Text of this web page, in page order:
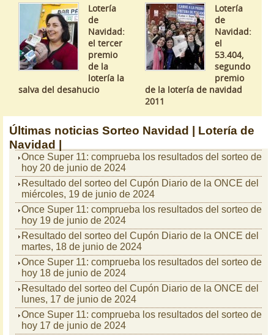
Lotería
de
Navidad:
el tercer
premio
de la
lotería la
salva del desahucio
Lotería
de
Navidad:
el
53.404,
segundo
premio
de la lotería de navidad
2011
Últimas noticias Sorteo Navidad |
Lotería de
Navidad |
Once Super 11: comprueba los resultados del sorteo de
hoy 20 de junio de 2024
Resultado del sorteo del Cupón Diario de la ONCE del
miércoles, 19 de junio de 2024
Once Super 11: comprueba los resultados del sorteo de
hoy 19 de junio de 2024
Resultado del sorteo del Cupón Diario de la ONCE del
martes, 18 de junio de 2024
Once Super 11: comprueba los resultados del sorteo de
hoy 18 de junio de 2024
Resultado del sorteo del Cupón Diario de la ONCE del
lunes, 17 de junio de 2024
Once Super 11: comprueba los resultados del sorteo de
hoy 17 de junio de 2024